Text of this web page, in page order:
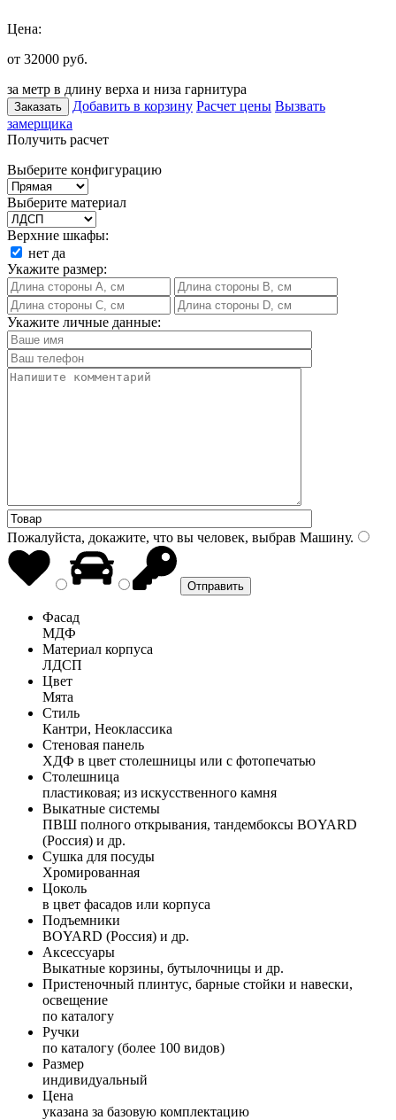
Цена:
от 32000 руб.
за метр в длину верха и низа гарнитура
Заказать Добавить в корзину Расчет цены Вызвать
замерщика
Получить расчет
Выберите конфигурацию
Выберите материал
Верхние шкафы:
нет да
Укажите размер:
Укажите личные данные:
Пожалуйста, докажите, что вы человек, выбрав Машину.
Фасад
МДФ
Материал корпуса
ЛДСП
Цвет
Мята
Стиль
Кантри, Неоклассика
Стеновая панель
ХДФ в цвет столешницы или с фотопечатью
Столешница
пластиковая; из искусственного камня
Выкатные системы
ПВШ полного открывания, тандембоксы BOYARD
(Россия) и др.
Сушка для посуды
Хромированная
Цоколь
в цвет фасадов или корпуса
Подъемники
BOYARD (Россия) и др.
Аксессуары
Выкатные корзины, бутылочницы и др.
Пристеночный плинтус, барные стойки и навески,
освещение
по каталогу
Ручки
по каталогу (более 100 видов)
Размер
индивидуальный
Цена
указана за базовую комплектацию